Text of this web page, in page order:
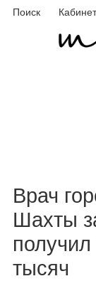
Поиск Кабинет
Врач
Шахты
тысяч